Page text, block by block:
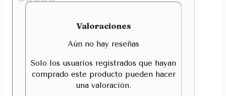
Valoraciones
Aún no hay reseñas
Solo los usuarios registrados que hayan
comprado este producto pueden hacer
una valoración.